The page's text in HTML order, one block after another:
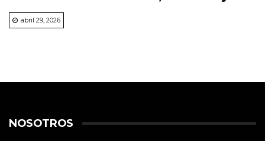
abril 29, 2026
NOSOTROS